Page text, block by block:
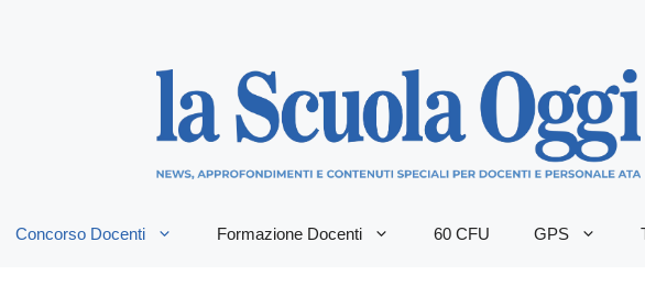
Concorso Docenti Formazione Docenti 60 CFU GPS